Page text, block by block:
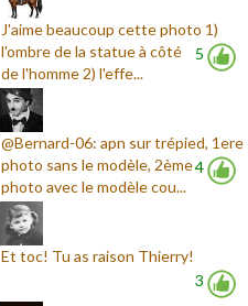
5
J'aime beaucoup cette photo 1)
l'ombre de la statue à côté
de l'homme 2) l'effe...
4
@Bernard-06: apn sur trépied, 1ere
photo sans le modèle, 2ème
photo avec le modèle cou...
3
Et toc! Tu as raison Thierry!